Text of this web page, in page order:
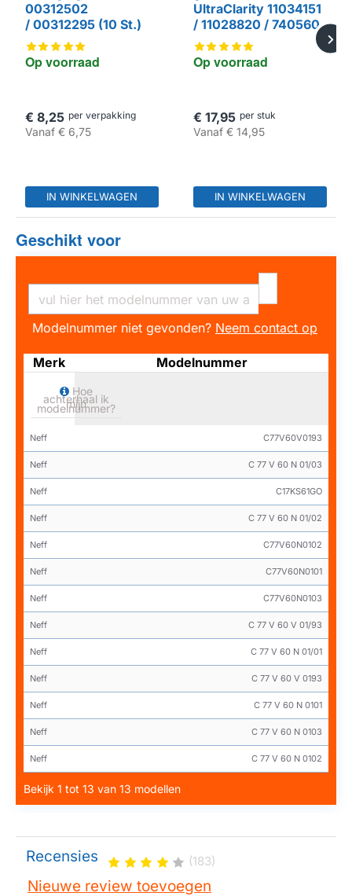
Op voorraad
00312502
/ 00312295 (10 St.)
€ 8,25 per verpakking
Vanaf € 6,75
IN WINKELWAGEN
HUISMERK
Op voorraad
UltraClarity 11034151
/ 11028820 / 740560
€ 17,95 per stuk
Vanaf€ 14,95
IN WINKELWAGEN
Geschikt voor
Modelnummer niet gevonden? Neem contact op
Merk Modelnummer
Hoe
achterhaal ik
mijn
modelnummer?
Neff C77V60V0193
Neff C 77 V 60 N 01/03
Neff C17KS61GO
Neff C 77 V 60 N 01/02
Neff C77V60N0102
Neff C77V60N0101
Neff C77V60N0103
Neff C 77 V 60 V 01/93
Neff C 77 V 60 N 01/01
Neff C 77 V 60 V 0193
Neff C 77 V 60 N 0101
Neff C 77 V 60 N 0103
Neff C 77 V 60 N 0102
Bekijk 1 tot 13 van 13 modellen
Recensies (183)
Nieuwe review toevoegen